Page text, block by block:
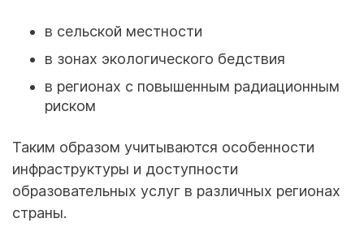
в сельской местности
в зонах экологического бедствия
в регионах с повышенным радиационным
риском
Таким образом учитываются особенности
инфраструктуры и доступности
образовательных услуг в различных регионах
страны.